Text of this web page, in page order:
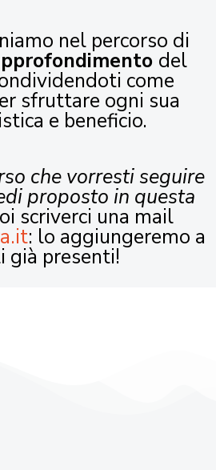
nel percorso di
del
come
sfruttare ogni sua
e beneficio.
che vorresti seguire
proposto in questa
scriverci una mail
: lo aggiungeremo a
già presenti!